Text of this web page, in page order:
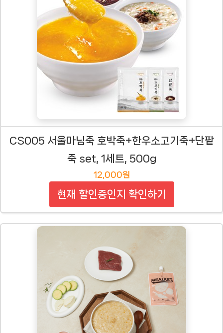
CS005 서울마님죽 호박죽+한우소고기죽+단팥
죽 set, 1세트, 500g
12,000원
현재 할인중인지 확인하기